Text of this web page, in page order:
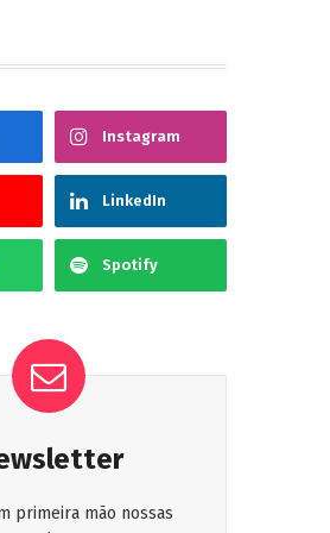
Instagram
LinkedIn
Spotify
primeira mão nossas